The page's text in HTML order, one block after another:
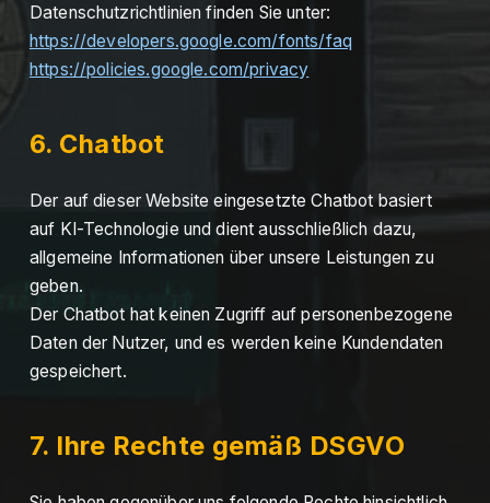
Datenschutzrichtlinien finden Sie unter:
https://developers.google.com/fonts/faq
https://policies.google.com/privacy
6. Chatbot
Der auf dieser Website eingesetzte Chatbot basiert
auf KI-Technologie und dient ausschließlich dazu,
allgemeine Informationen über unsere Leistungen zu
geben.
Der Chatbot hat keinen Zugriff auf personenbezogene
Daten der Nutzer, und es werden keine Kundendaten
gespeichert.
7. Ihre Rechte gemäß DSGVO